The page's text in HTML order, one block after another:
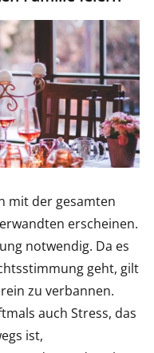
mit der gesamten
erscheinen.
notwendig. Da es
geht, gilt
zu verbannen.
auch Stress, das
ist,